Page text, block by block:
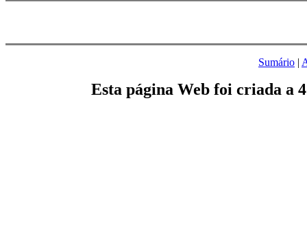
Sumário |
Esta página Web foi criada a